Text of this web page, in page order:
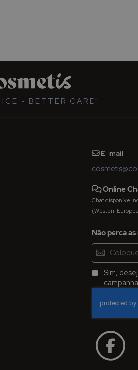
- BETTER CARE"
E-mail
Online
Chat disponível
(Western
Não perca
Inscreva-
se
na
Newsletter:
Sim,